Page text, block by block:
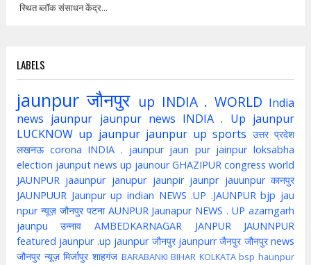
स्थित ब्लॉक संसाधन केंद्र...
LABELS
jaunpur जौनपुर up INDIA . WORLD India
news jaunpur jaunpur news INDIA . Up jaunpur
LUCKNOW up jaunpur jaunpur up sports उत्तर प्रदेश
लखनऊ corona INDIA . jaunpur jaun pur jainpur loksabha
election jaunput news up jaunour GHAZIPUR congress world
JAUNPUR jaaunpur janupur jaunpir jaunpr jauunpur कानपुर
JAUNPUUR Jaunpur up indian NEWS .UP .JAUNPUR bjp jau
npur न्यूज़ जौनपुर पटना AUNPUR Jaunapur NEWS . UP azamgarh
jaunpu
उन्नाव AMBEDKARNAGAR JANPUR
JAUNNPUR
featured jaunpur .up jaunpur जौनपुर jaunpurr जैनपुर जौनपुर news
जौनपुर न्यूज़ मिर्जापुर शाहगंज BARABANKI BIHAR KOLKATA bsp haunpur